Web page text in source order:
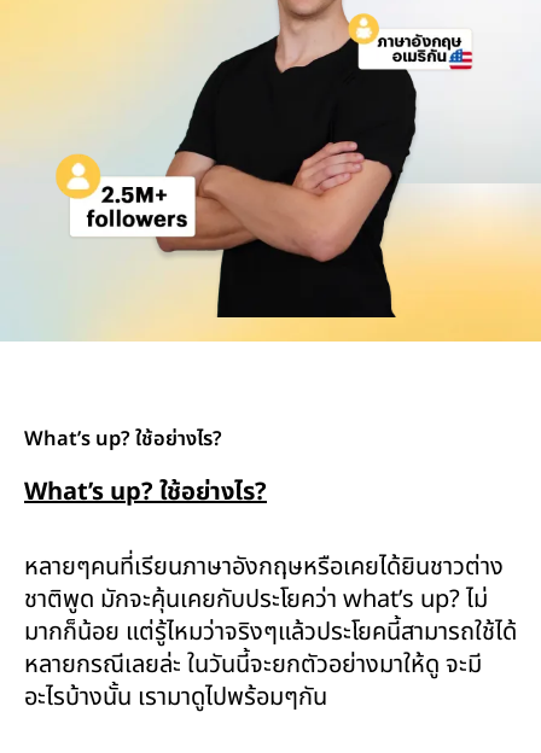
What’s up? ใช้อย่างไร?
What’s up?ใช้อย่างไร?
หลายๆคนที่เรียนภาษาอังกฤษหรือเคยได้ยินชาวต่าง
ชาติพูด มักจะคุ้นเคยกับประโยคว่า what’s up? ไม่
มากก็น้อย แต่รู้ไหมว่าจริงๆแล้วประโยคนี้สามารถใช้ได้
หลายกรณีเลยล่ะ ในวันนี้จะยกตัวอย่างมาให้ดู จะมี
อะไรบ้างนั้น เรามาดูไปพร้อมๆกัน